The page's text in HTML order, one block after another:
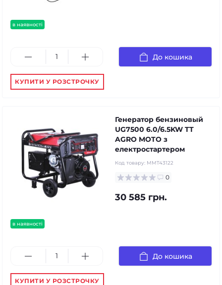
в наявності
До кошика
КУПИТИ У РОЗСТРОЧКУ
в наявності
Генератор бензиновый
UG7500 6.0/6.5KW TT
AGRO MOTO з
електростартером
Код товару: MMT43122
0
30 585 грн.
До кошика
КУПИТИ У РОЗСТРОЧКУ